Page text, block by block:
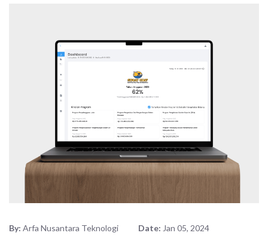
By: Arfa Nusantara Teknologi Date: Jan 05, 2024